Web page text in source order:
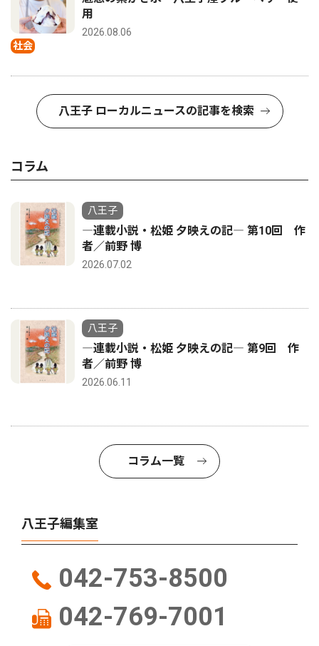
社会
用
2026.08.06
八王子 ローカルニュースの記事を検索
コラム
八王子
―連載小説・松姫 夕映えの記― 第10回 作
者／前野 博
2026.07.02
八王子
―連載小説・松姫 夕映えの記― 第9回 作
者／前野 博
2026.06.11
コラム一覧
八王子編集室
042-753-8500
042-769-7001